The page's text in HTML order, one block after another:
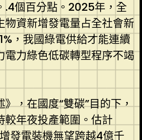
.4個百分點。2025年，全
物資新增發電量占全社會新
，我國綠電供給才能連續
電力綠色低碳轉型程序不竭
》，在國度“雙碳”目的下，
較年夜投產範圍。估計
發電裝機無望跨越4億千